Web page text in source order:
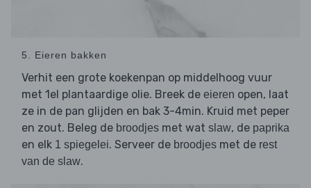
5. Eieren bakken
Verhit een grote koekenpan op middelhoog vuur
met 1el plantaardige olie. Breek de eieren open, laat
ze in de pan glijden en bak 3-4min. Kruid met peper
en zout. Beleg de broodjes met wat slaw, de paprika
en elk 1 spiegelei. Serveer de broodjes met de rest
van de slaw.